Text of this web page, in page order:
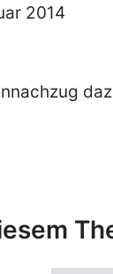
2014